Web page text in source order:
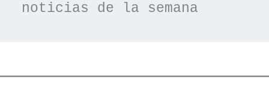
noticias de la semana